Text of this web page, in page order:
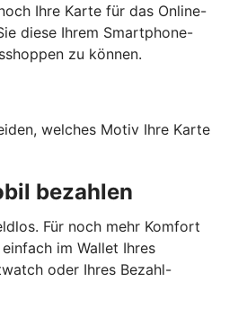
Ihre Karte für das Online-
diese Ihrem Smartphone-
zu können.
welches Motiv Ihre Karte
bezahlen
Für noch mehr Komfort
im Wallet Ihres
oder Ihres Bezahl-